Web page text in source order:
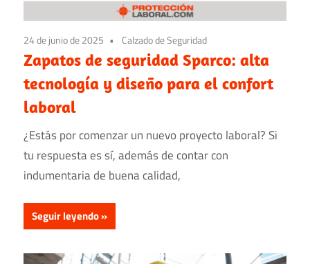
24 de junio de 2025 Calzado de Seguridad
Zapatos de seguridad Sparco: alta
tecnología y diseño para el confort
laboral
¿Estás por comenzar un nuevo proyecto laboral? Si
tu respuesta es sí, además de contar con
indumentaria de buena calidad,
Seguir leyendo